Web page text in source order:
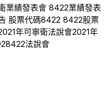
業績發表會 8422業績發表
股票代碼8422 8422股票
年可寧衛法說會2021年
28422法說會